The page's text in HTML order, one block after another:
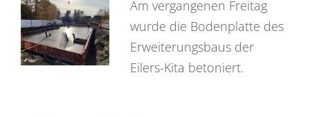
Am vergangenen Freitag
wurde die Bodenplatte des
Erweiterungsbaus der
Eilers-Kita betoniert.